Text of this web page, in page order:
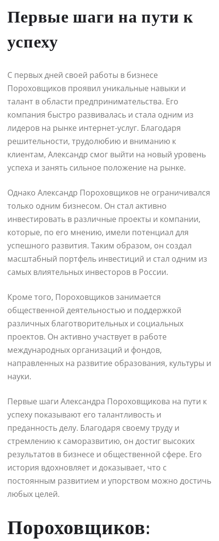
Первые шаги на пути к
успеху
С первых дней своей работы в бизнесе
Пороховщиков проявил уникальные навыки и
талант в области предпринимательства. Его
компания быстро развивалась и стала одним из
лидеров на рынке интернет-услуг. Благодаря
решительности, трудолюбию и вниманию к
клиентам, Александр смог выйти на новый уровень
успеха и занять сильное положение на рынке.
Однако Александр Пороховщиков не ограничивался
только одним бизнесом. Он стал активно
инвестировать в различные проекты и компании,
которые, по его мнению, имели потенциал для
успешного развития. Таким образом, он создал
масштабный портфель инвестиций и стал одним из
самых влиятельных инвесторов в России.
Кроме того, Пороховщиков занимается
общественной деятельностью и поддержкой
различных благотворительных и социальных
проектов. Он активно участвует в работе
международных организаций и фондов,
направленных на развитие образования, культуры и
науки.
Первые шаги Александра Пороховщикова на пути к
успеху показывают его талантливость и
преданность делу. Благодаря своему труду и
стремлению к саморазвитию, он достиг высоких
результатов в бизнесе и общественной сфере. Его
история вдохновляет и доказывает, что с
постоянным развитием и упорством можно достичь
любых целей.
Пороховщиков: